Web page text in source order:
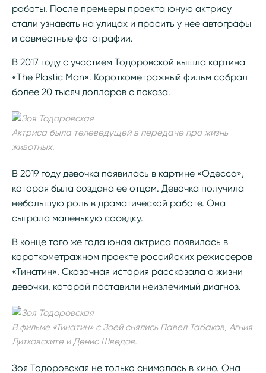
работы. После премьеры проекта юную актрису
стали узнавать на улицах и просить у нее автографы
и совместные фотографии.
В 2017 году с участием Тодоровской вышла картина
«The Plastic Man». Короткометражный фильм собрал
более 20 тысяч долларов с показа.
Актриса была телеведущей в передаче про жизнь
животных.
В 2019 году девочка появилась в картине «Одесса»,
которая была создана ее отцом. Девочка получила
небольшую роль в драматической работе. Она
сыграла маленькую соседку.
В конце того же года юная актриса появилась в
короткометражном проекте российских режиссеров
«Тинатин». Сказочная история рассказала о жизни
девочки, которой поставили неизлечимый диагноз.
В фильме «Тинатин» с Зоей снялись Павел Табаков, Агния
Дитковските и Денис Шведов.
Зоя Тодоровская не только снималась в кино. Она